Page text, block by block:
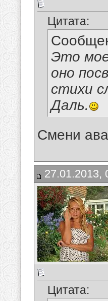
Цитата:
Это
оно
стихи
Даль.
Смени
27.01.2013,
Цитата: